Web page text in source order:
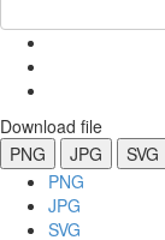
Download file
PNG
JPG
SVG
PNG
JPG
SVG